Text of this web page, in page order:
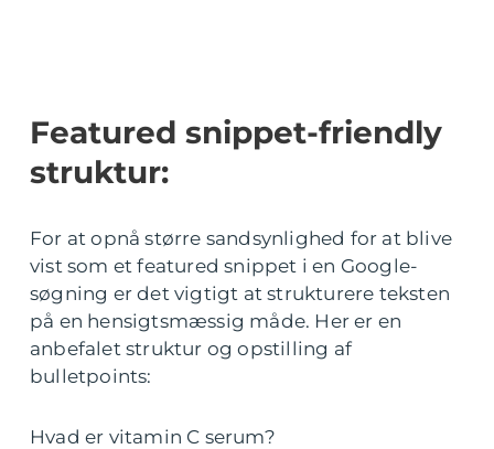
Featured snippet-friendly
struktur:
For at opnå større sandsynlighed for at blive
vist som et featured snippet i en Google-
søgning er det vigtigt at strukturere teksten
på en hensigtsmæssig måde. Her er en
anbefalet struktur og opstilling af
bulletpoints:
Hvad er vitamin C serum?